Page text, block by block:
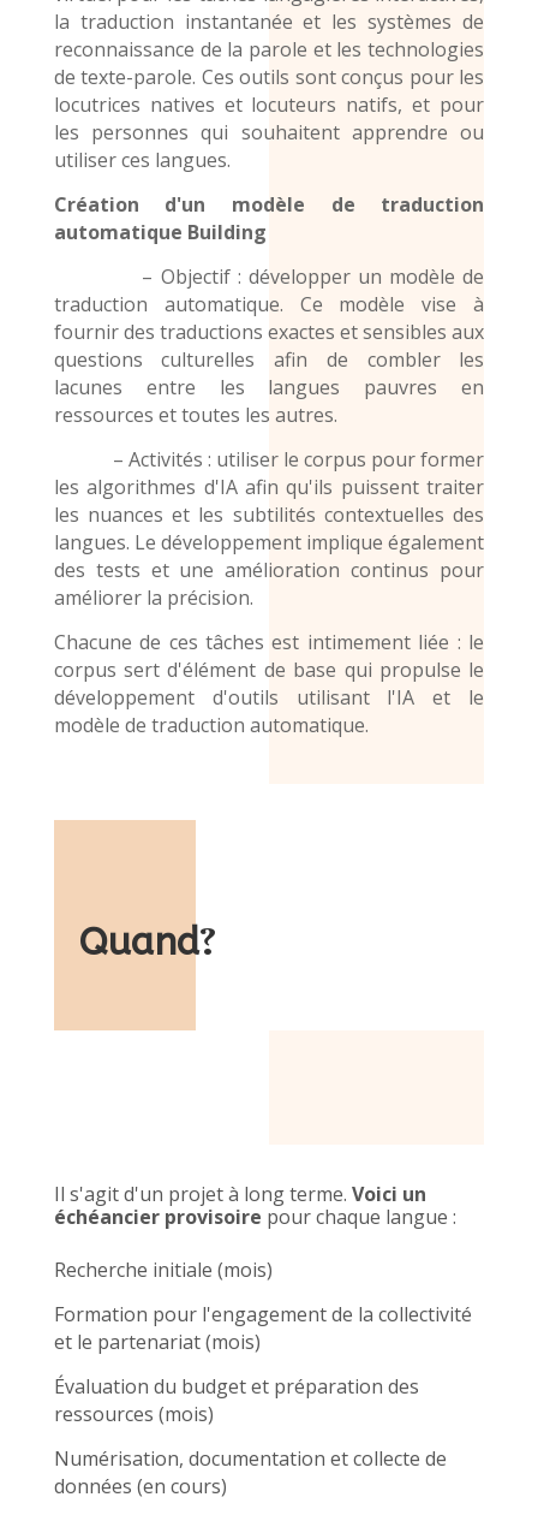
la traduction instantanée et les systèmes de
reconnaissance de la parole et les technologies
de texte-parole. Ces outils sont conçus pour les
locutrices natives et locuteurs natifs, et pour
les personnes qui souhaitent apprendre ou
utiliser ces langues.
Création d'un modèle de traduction
automatique Building
– Objectif : développer un modèle de
traduction automatique. Ce modèle vise à
fournir des traductions exactes et sensibles aux
questions culturelles afin de combler les
lacunes entre les langues pauvres en
ressources et toutes les autres.
– Activités : utiliser le corpus pour former
les algorithmes d'IA afin qu'ils puissent traiter
les nuances et les subtilités contextuelles des
langues. Le développement implique également
des tests et une amélioration continus pour
améliorer la précision.
Chacune de ces tâches est intimement liée : le
corpus sert d'élément de base qui propulse le
développement d'outils utilisant l'IA et le
modèle de traduction automatique.
Quand?
Il s'agit d'un projet à long terme. Voici un
échéancier provisoire pour chaque langue :
Recherche initiale (mois)
Formation pour l'engagement de la collectivité
et le partenariat (mois)
Évaluation du budget et préparation des
ressources (mois)
Numérisation, documentation et collecte de
données (en cours)